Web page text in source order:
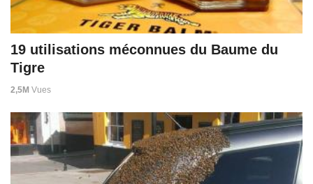
19 utilisations méconnues du Baume du
Tigre
2,5M Vues